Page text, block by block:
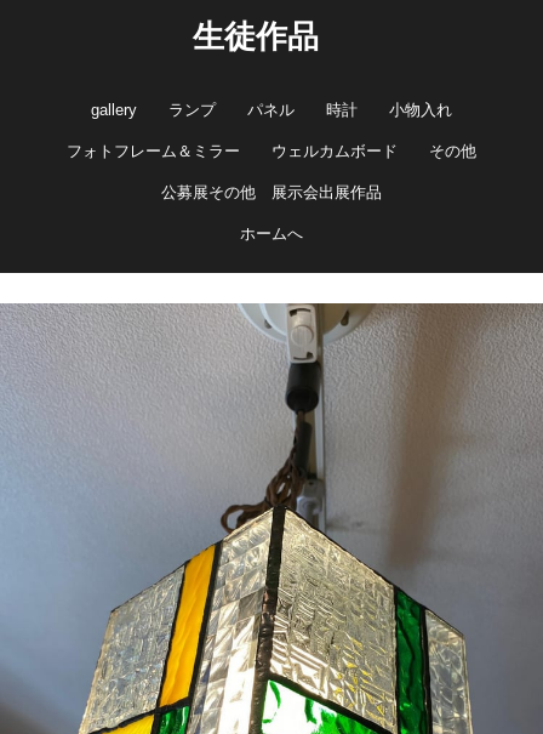
生徒作品
gallery ランプ パネル 時計 小物入れ
フォトフレーム＆ミラー ウェルカムボード その他
公募展その他 展示会出展作品
ホームへ